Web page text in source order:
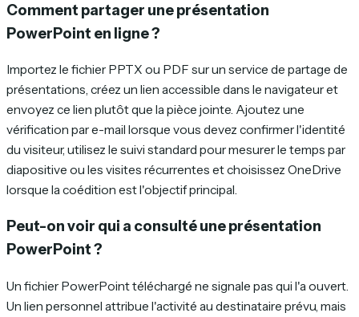
Comment partager une présentation
PowerPoint en ligne ?
Importez le fichier PPTX ou PDF sur un service de partage de
présentations, créez un lien accessible dans le navigateur et
envoyez ce lien plutôt que la pièce jointe. Ajoutez une
vérification par e-mail lorsque vous devez confirmer l'identité
du visiteur, utilisez le suivi standard pour mesurer le temps par
diapositive ou les visites récurrentes et choisissez OneDrive
lorsque la coédition est l'objectif principal.
Peut-on voir qui a consulté une présentation
PowerPoint ?
Un fichier PowerPoint téléchargé ne signale pas qui l'a ouvert.
Un lien personnel attribue l'activité au destinataire prévu, mais